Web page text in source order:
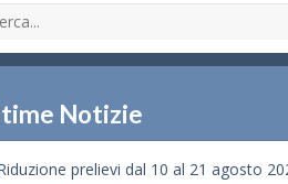
Notizie
prelievi dal 10 al 21 agosto